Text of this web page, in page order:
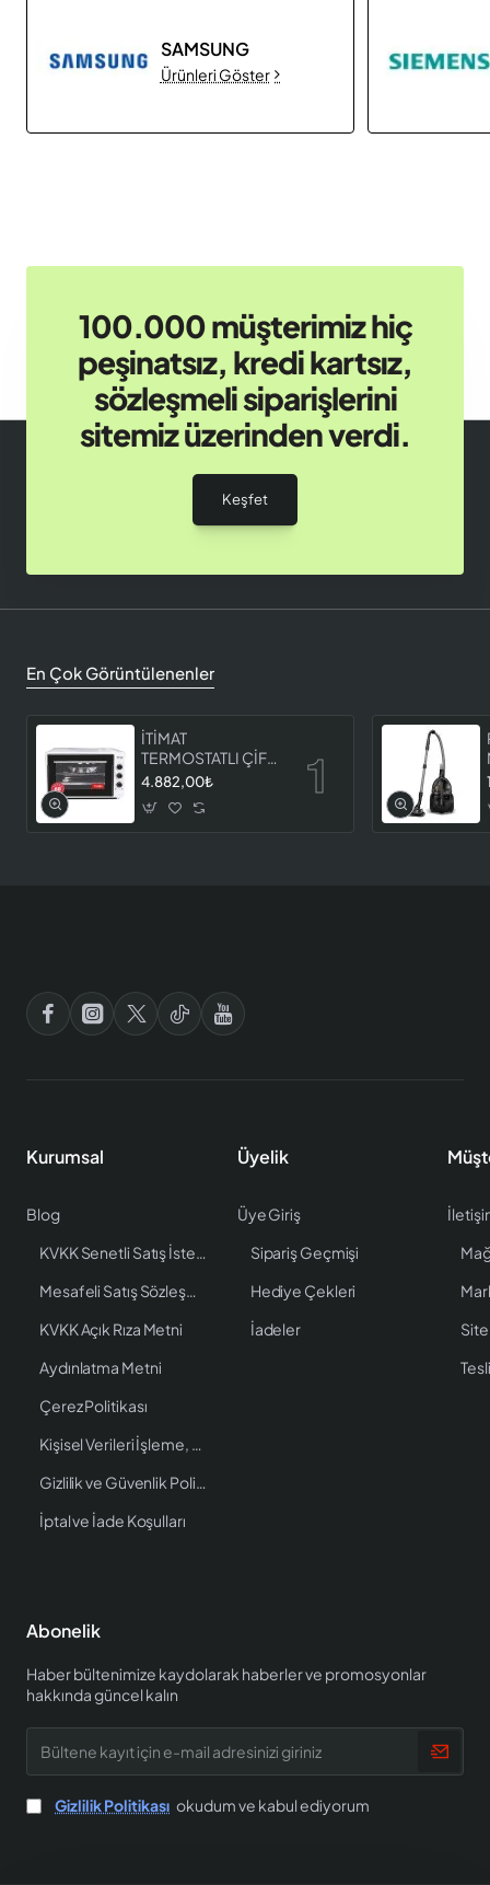
SAMSUNG
Ürünleri Göster
100.000 müşterimiz hiç
peşinatsız, kredi kartsız,
sözleşmeli siparişlerini
sitemiz üzerinden verdi.
Keşfet
En Çok Görüntülenenler
İTİMAT
TERMOSTATLI ÇİFT
CAMLI FIRIN 8060
4.882,00₺
Kurumsal
Blog
KVKK Senetli Satış İstenen Bilgiler
Mesafeli Satış Sözleşmesi
KVKK Açık Rıza Metni
Aydınlatma Metni
Çerez Politikası
Kişisel Verileri İşleme, Saklama ve İmha Politikası
Gizlilik ve Güvenlik Politikası
İptal ve İade Koşulları
Üyelik
Üye Giriş
Sipariş Geçmişi
Hediye Çekleri
İadeler
Site
Abonelik
Haber bültenimize kaydolarak haberler ve promosyonlar
hakkında güncel kalın
kayıt
için
e-
mail
Gizlilik Politikası okudum ve kabul ediyorum